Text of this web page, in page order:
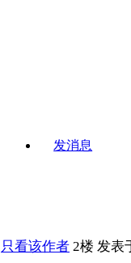
发消息
只看该作者 2楼 发表